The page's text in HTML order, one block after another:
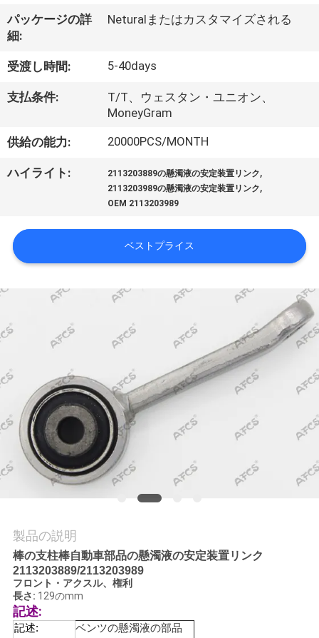
た
ち
に
い
て
場
質
管
理
い
合
わ
パッケージの詳
細:
Neturalまたはカスタマイズされる
受渡し時間: 5-40days
支払条件:
T/T、ウェスタン・ユニオン、
MoneyGram
供給の能力: 20000PCS/MONTH
ハイライト: 2113203889の懸濁液の安定装置リンク,
2113203989の懸濁液の安定装置リンク,
OEM 2113203989
ベストプライス
製品の説明
棒の支柱棒自動車部品の懸濁液の安定装置リンク
2113203889/2113203989
フロント・アクスル、権利
長さ: 129のmm
記述:
記述:
ベンツの懸濁液の部品